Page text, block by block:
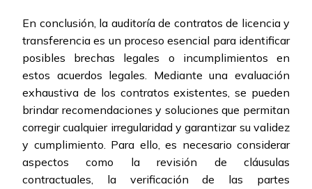
En conclusión, la auditoría de contratos de licencia y
transferencia es un proceso esencial para identificar
posibles brechas legales o incumplimientos en
estos acuerdos legales. Mediante una evaluación
exhaustiva de los contratos existentes, se pueden
brindar recomendaciones y soluciones que permitan
corregir cualquier irregularidad y garantizar su validez
y cumplimiento. Para ello, es necesario considerar
aspectos como la revisión de cláusulas
contractuales, la verificación de las partes